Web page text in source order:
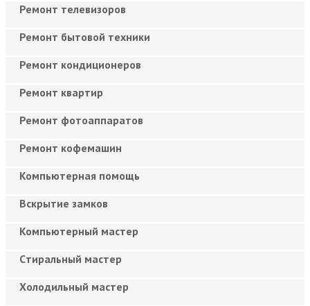
Ремонт телевизоров
Ремонт бытовой техники
Ремонт кондиционеров
Ремонт квартир
Ремонт фотоаппаратов
Ремонт кофемашин
Компьютерная помощь
Вскрытие замков
Компьютерный мастер
Cтиральный мастер
Холодильный мастер